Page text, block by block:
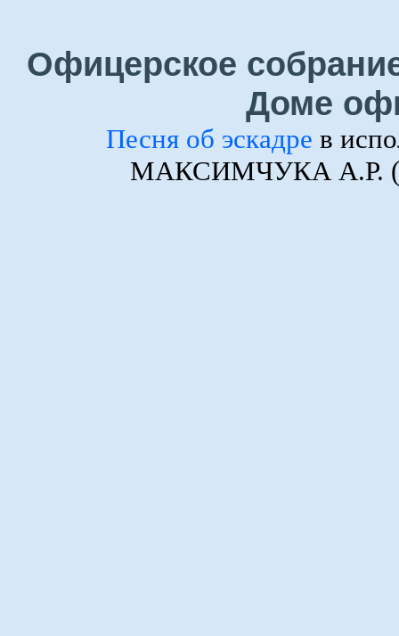
Офицерское
Доме
Песня об эскадре в
МАКСИМЧУКА А.Р.